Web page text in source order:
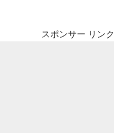
スポンサー リンク